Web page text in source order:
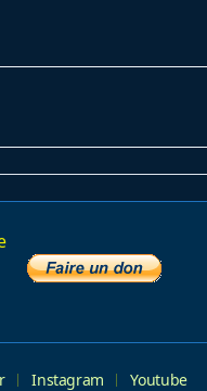
Instagram Youtube